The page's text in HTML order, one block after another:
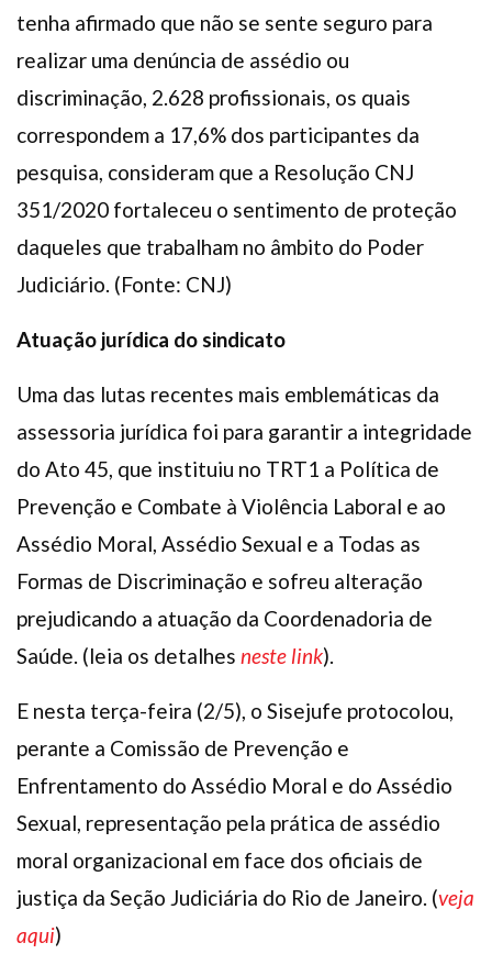
tenha afirmado que não se sente seguro para
realizar uma denúncia de assédio ou
discriminação, 2.628 profissionais, os quais
correspondem a 17,6% dos participantes da
pesquisa, consideram que a Resolução CNJ
351/2020 fortaleceu o sentimento de proteção
daqueles que trabalham no âmbito do Poder
Judiciário. (Fonte: CNJ)
Atuação jurídica do sindicato
Uma das lutas recentes mais emblemáticas da
assessoria jurídica foi para garantir a integridade
do Ato 45, que instituiu no TRT1 a Política de
Prevenção e Combate à Violência Laboral e ao
Assédio Moral, Assédio Sexual e a Todas as
Formas de Discriminação e sofreu alteração
prejudicando a atuação da Coordenadoria de
Saúde. (leia os detalhes neste link).
E nesta terça-feira (2/5), o Sisejufe protocolou,
perante a Comissão de Prevenção e
Enfrentamento do Assédio Moral e do Assédio
Sexual, representação pela prática de assédio
moral organizacional em face dos oficiais de
justiça da Seção Judiciária do Rio de Janeiro. (veja
aqui)